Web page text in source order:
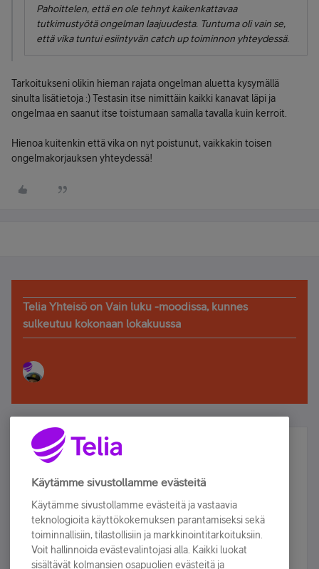
Pahoittelen, että en ole tehnyt kaikenkattavaa
tutkimustyötä ongelman laajuudesta. Tuntuma oli vain se,
että vika tuntui esiintyvän catch up toiminnon yhteydessä.
Tarkoitukseni olikin hieman rajata ongelman aluetta kysymällä
sinulta lisätietoja :) Testasin itse nimittäin kaikki kanavat läpi ja
ongelmaa en saanut itse toistumaan samalla tavalla kuin kerroit.
Hienoa kuitenkin että vika on nyt poistunut, vaikkakin toisen
ongelmakorjauksen yhteydessä!
Telia Yhteisö on Vain luku -moodissa, kunnes
sulkeutuu kokonaan lokakuussa
Älä jää paitsi – osallistu ja voita!
Tilaa Telian uutiskirje ja olet mukana arvonnassa.
sähköpostiisi.
Tilaa nyt
Käytämme sivustollamme evästeitä
Käytämme sivustollamme evästeitä ja vastaavia
teknologioita käyttökokemuksen parantamiseksi sekä
toiminnallisiin, tilastollisiin ja markkinointitarkoituksiin.
Voit hallinnoida evästevalintojasi alla. Kaikki luokat
sisältävät kolmansien osapuolien evästeitä ja